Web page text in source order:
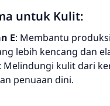
untuk Kulit:
E: Membantu
lebih kencang dan
: Melindungi kulit dari
penuaan dini.